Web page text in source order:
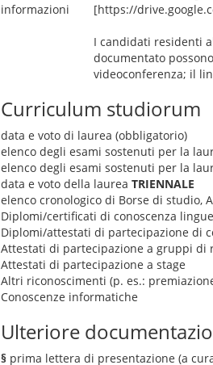
informazioni
[https://
I candidati residenti
documentato
videoconferenza; il
Curriculum studiorum
data e voto di laurea (obbligatorio)
elenco degli esami sostenuti per la
elenco degli esami sostenuti per la
data e voto della laurea TRIENNALE
elenco cronologico di Borse di studio,
Diplomi/certificati di conoscenza
Diplomi/attestati di partecipazione di
Attestati di partecipazione a gruppi di
Attestati di partecipazione a stage
Altri riconoscimenti (p. es.:
Conoscenze informatiche
Ulteriore
§ prima lettera di presentazione (a